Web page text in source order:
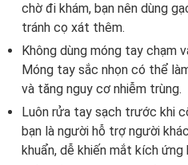
chờ đi khám, bạn nên dùng
tránh cọ xát thêm.
Không dùng móng tay chạm
Móng tay sắc nhọn có thể
và tăng nguy cơ nhiễm trùng.
Luôn rửa tay sạch trước khi
bạn là người hỗ trợ người
khuẩn, dễ khiến mắt kích ứng